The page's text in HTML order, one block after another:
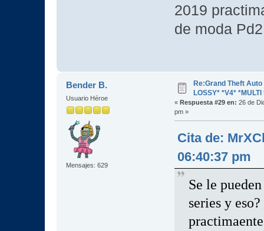
2019
de moda
Bender B.
Usuario Héroe
Mensajes: 629
Re:Grand Theft
LOSSY* *V4*
« Respuesta #29 en: 26 de
pm »
Cita de:
06:40:37 pm
Se le
series y